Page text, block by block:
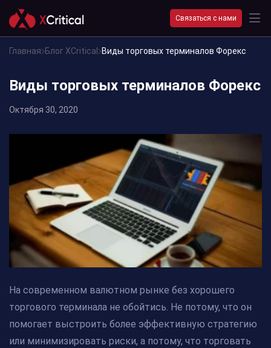
Связаться с нами
Главная Блог XCritical Виды торговых терминалов Форекс
Виды торговых терминалов Форекс
Октября 30, 2020
На современном валютном рынке без хорошего
торгового терминала не обойтись. Не потому, что он
помогает выстроить более эффективную стратегию
или минимизировать риски, а потому, что торговать